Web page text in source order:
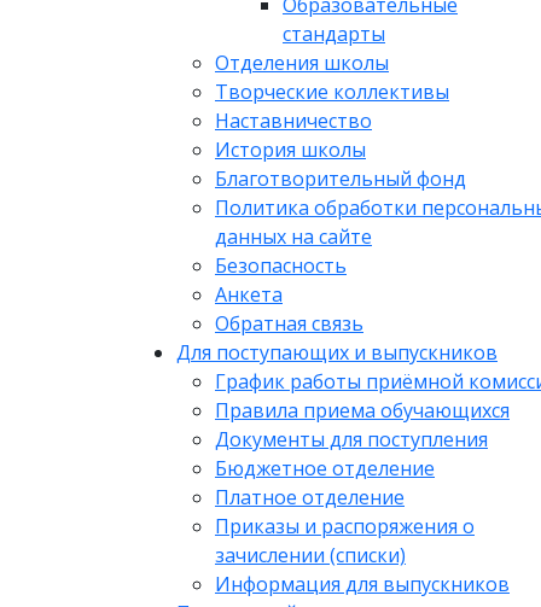
стандарты
Отделения школы
Творческие коллективы
Наставничество
История школы
Благотворительный фонд
Политика обработки
данных на сайте
Безопасность
Анкета
Обратная связь
Для поступающих и выпускников
График работы приёмной
Правила приема обучающихся
Документы для поступления
Бюджетное отделение
Платное отделение
Приказы и распоряжения о
зачислении (списки)
Информация для выпускников